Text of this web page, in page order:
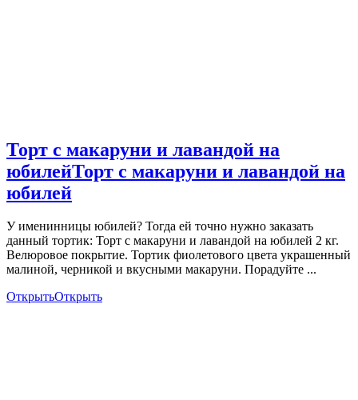
Торт с макаруни и лавандой на
юбилейТорт с макаруни и лавандой на
юбилей
У именинницы юбилей? Тогда ей точно нужно заказать
данный тортик: Торт с макаруни и лавандой на юбилей 2 кг.
Велюровое покрытие. Тортик фиолетового цвета украшенный
малиной, черникой и вкусными макаруни. Порадуйте ...
ОткрытьОткрыть